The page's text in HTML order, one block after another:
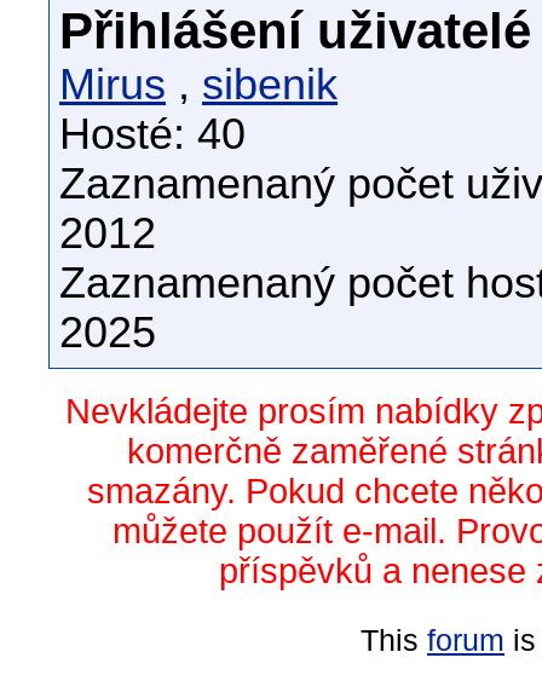
Přihlášení uživatelé
Mirus , sibenik
Hosté: 40
Zaznamenaný počet
2012
Zaznamenaný počet
2025
Nevkládejte prosím nabídky
komerčně zaměřené
smazány. Pokud chcete
můžete použít e-mail.
příspěvků a nenese
This forum